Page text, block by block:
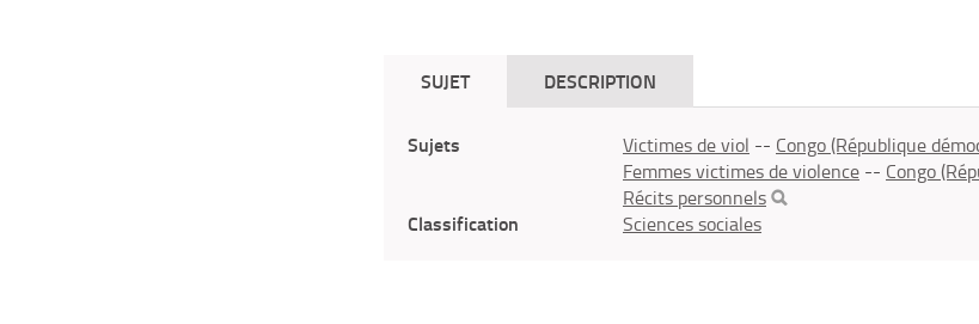
SUJET DESCRIPTION
Sujets Victimes de viol -- Congo (République
Femmes victimes de violence -- Congo
Récits personnels
Classification Sciences sociales